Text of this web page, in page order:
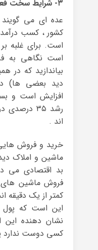
۳- شرایط سخت فعلی اقتصادی
عده ای می
کشور ، کسب
است. برای غلبه
است نگاهی به
بیاندازید که در
دید بعضی ها)
افزایش است و
رشد ۳۵
اند .
خرید و فروش
ماشین و املاک
بد اقتصادی
فروش ماشین های
کمتر از یک دقیقه
این است که
نشان دهنده
کسی دوست ندارد